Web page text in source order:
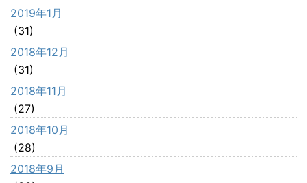
2019年1月
(31)
2018年12月
(31)
2018年11月
(27)
2018年10月
(28)
2018年9月